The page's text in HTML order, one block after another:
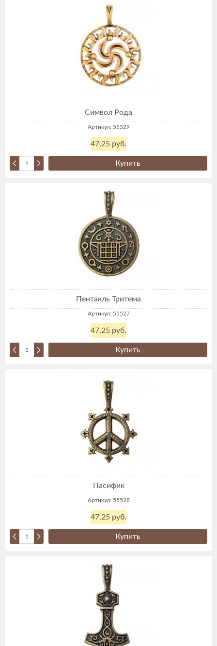
Символ Рода
Артикул: 55529
47,25 руб.
Купить
Пентакль Тритема
Артикул: 55527
47,25 руб.
Купить
Пасифик
Артикул: 55528
47,25 руб.
Купить